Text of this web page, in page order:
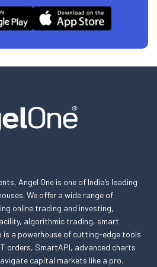
Angel One is one of India’s leading
We offer a wide range of
online trading and investing,
algorithmic trading, smart
is a powerhouse of cutting-edge tools
orders, SmartAPI, advanced charts
capital markets like a pro.